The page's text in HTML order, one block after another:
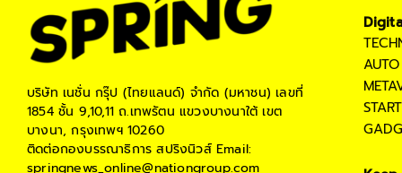
บริษัท เนชั่น กรุ๊ป (ไทยแลนด์) จำกัด (มหาชน) เลขที่
1854 ชั้น 9,10,11 ถ.เทพรัตน แขวงบางนาใต้ เขต
บางนา, กรุงเทพฯ 10260
ติดต่อกองบรรณาธิการ สปริงนิวส์Email:
springnews_online@nationgroup.com
AUTO